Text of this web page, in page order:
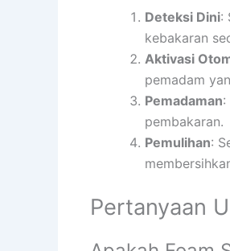
Deteksi Dini:
kebakaran
Aktivasi
pemadam
Pemadaman:
pembakaran.
Pemulihan:
Pertanyaan